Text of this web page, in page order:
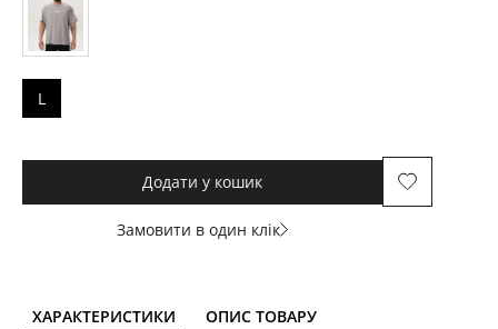
L
Додати у кошик
Замовити в один клік
ХАРАКТЕРИСТИКИ ОПИС ТОВАРУ